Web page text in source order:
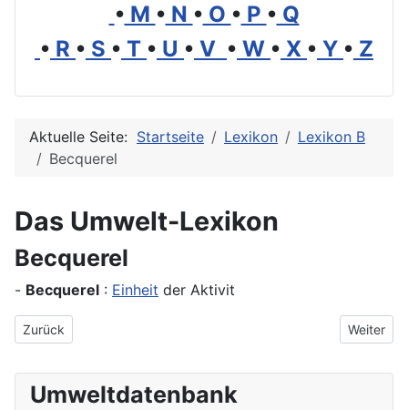
• M • N • O • P • Q
• R • S • T • U • V • W • X • Y • Z
Aktuelle Seite: Startseite Lexikon
Lexikon B
Becquerel
Das Umwelt-Lexikon
Becquerel
- Becquerel : Einheit der Aktivit
Vorheriger Beitrag: Becken
Zurück Nächster
Weiter
Umweltdatenbank